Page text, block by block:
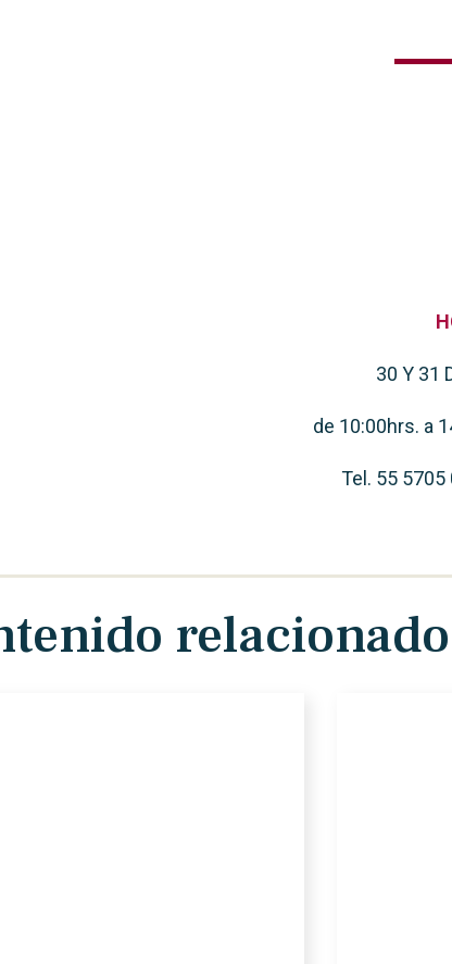
30 Y 31
de 10:00hrs. a
Tel. 55 5705
relacionado